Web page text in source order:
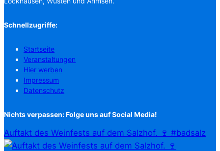
Schnellzugriffe:
Startseite
Veranstaltungen
Hier werben
Impressum
Datenschutz
Nichts verpassen: Folge uns auf Social Media!
Auftakt des Weinfests auf dem Salzhof. 🍷 #badsalz